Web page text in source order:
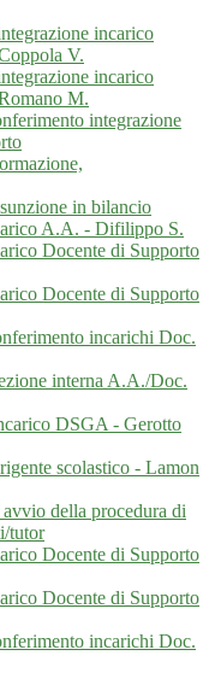
incarico
V.
incarico
M.
integrazione
in bilancio
A.A. - Difilippo S.
Docente di Supporto
Docente di Supporto
incarichi Doc.
interna A.A./Doc.
DSGA - Gerotto
scolastico - Lamon
della procedura di
tutor
Docente di Supporto
Docente di Supporto
incarichi Doc.